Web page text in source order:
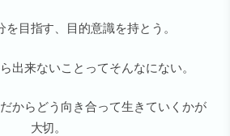
を目指す、目的意識を持とう。
出来ないことってそんなにない。
からどう向き合って生きていくかが
大切。